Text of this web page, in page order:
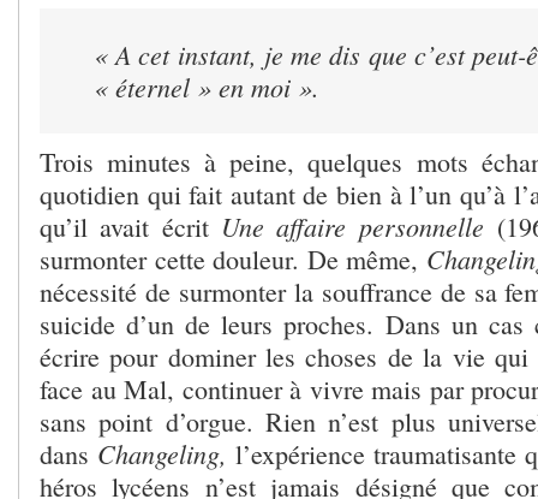
« A cet instant, je me dis que c’est
« éternel » en moi ».
Trois minutes à peine, quelques mots
quotidien qui fait autant de bien à l’un qu’à
qu’il avait écrit Une affaire personnelle
surmonter cette douleur. De même,
nécessité de surmonter la souffrance de sa
suicide d’un de leurs proches. Dans un cas
écrire pour dominer les choses de la vie qui
face au Mal, continuer à vivre mais par
sans point d’orgue. Rien n’est plus
dans Changeling, l’expérience traumatisante
héros lycéens n’est jamais désigné que